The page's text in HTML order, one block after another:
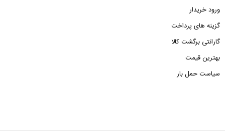
ورود خریدار
گزینه های پرداخت
گارانتی برگشت کالا
بهترین قیمت
سیاست حمل بار